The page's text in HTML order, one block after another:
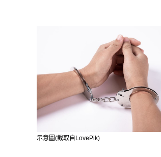
示意圖(截取自LovePik)